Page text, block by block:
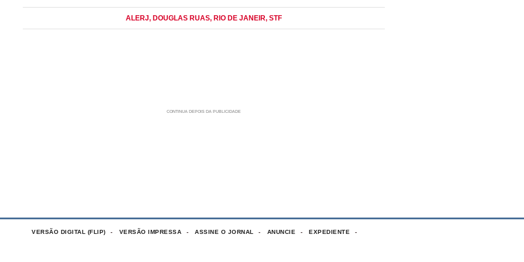
ALERJ, DOUGLAS RUAS, RIO DE JANEIR, STF
VERSÃO DIGITAL (FLIP) VERSÃO IMPRESSA ASSINE O JORNAL ANUNCIE EXPEDIENTE